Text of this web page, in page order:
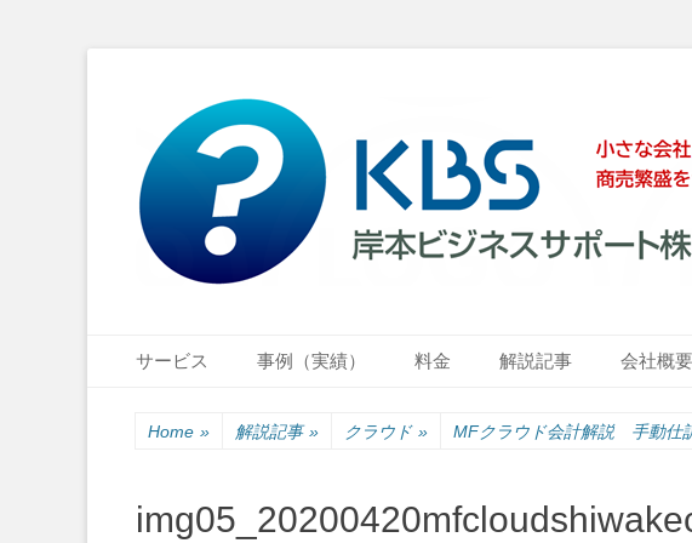
岸本ビジネスサポート株
小さな会社・小さなお店のIT経営をナビゲーション
Primary Menu
サービス 事例（実績） 料金 解説記事 会社概要
Home » 解説記事 » クラウド » MFクラウド会計解説 手動仕